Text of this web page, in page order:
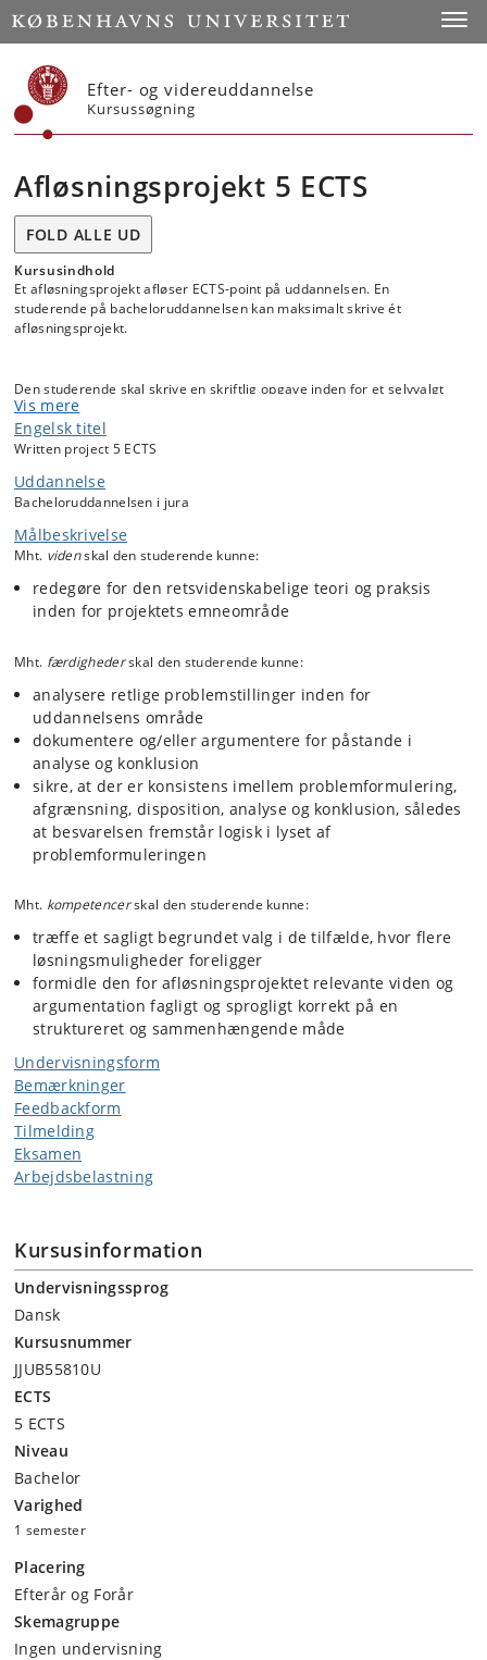
Start
Efter- og videreuddannelse
Kursussøgning
Afløsningsprojekt 5 ECTS
FOLD ALLE UD
Kursusindhold
Et afløsningsprojekt afløser ECTS-point på uddannelsen. En
studerende på bacheloruddannelsen kan maksimalt skrive ét
afløsningsprojekt.
Den studerende skal skrive en skriftlig opgave inden for et selvvalgt
emne.
Vis mere
Engelsk titel
Written project 5 ECTS
Uddannelse
Bacheloruddannelsen i jura
Målbeskrivelse
Mht. videnskal den studerende kunne:
redegøre for den retsvidenskabelige teori og praksis
inden for projektets emneområde
Mht. færdighederskal den studerende kunne:
analysere retlige problemstillinger inden for
uddannelsens område
dokumentere og/eller argumentere for påstande i
analyse og konklusion
sikre, at der er konsistens imellem problemformulering,
afgrænsning, disposition, analyse og konklusion, således
at besvarelsen fremstår logisk i lyset af
problemformuleringen
Mht. kompetencerskal den studerende kunne:
træffe et sagligt begrundet valg i de tilfælde, hvor flere
løsningsmuligheder foreligger
formidle den for afløsningsprojektet relevante viden og
argumentation fagligt og sprogligt korrekt på en
struktureret og sammenhængende måde
Undervisningsform
Bemærkninger
Feedbackform
Tilmelding
Eksamen
Arbejdsbelastning
Kursusinformation
Undervisningssprog
Dansk
Kursusnummer
JJUB55810U
ECTS
5 ECTS
Niveau
Bachelor
Varighed
1 semester
Placering
Efterår og Forår
Skemagruppe
Ingen undervisning